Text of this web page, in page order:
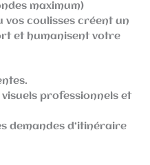
maximum)
coulisses créent un
et humanisent votre
professionnels et
demandes d’itinéraire